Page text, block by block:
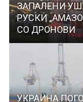
ЗАПАЛЕНИ
РУСКИ
СО ДРОНОВИ
УКРАИНА